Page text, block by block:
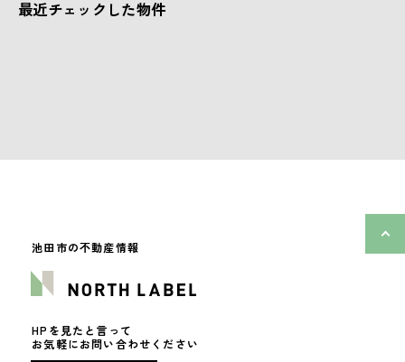
最近チェックした物件
池田市の不動産情報
HPを見たと言って
お気軽にお問い合わせください